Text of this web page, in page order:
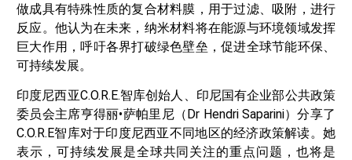
做成具有特殊性质的复合材料膜，用于过滤、吸附，进行
反应。他认为在未来，纳米材料将在能源与环境领域发挥
巨大作用，呼吁各界打破绿色壁垒，促进全球节能环保、
可持续发展。
印度尼西亚C.O.R.E.智库创始人、印尼国有企业部公共政策
委员会主席亨得丽•萨帕里尼（Dr Hendri Saparini）分享了
C.O.R.E智库对于印度尼西亚不同地区的经济政策解读。她
表示，可持续发展是全球共同关注的重点问题，也将是